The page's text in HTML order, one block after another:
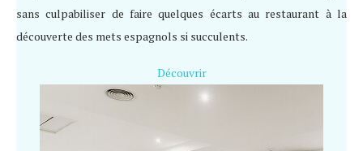
sans culpabiliser de faire quelques écarts au restaurant à la
découverte des mets espagnols si succulents.
Découvrir